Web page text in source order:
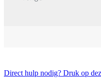
Direct hulp nodig? Druk op